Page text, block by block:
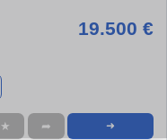
19.500 €
★ ➦ ➜